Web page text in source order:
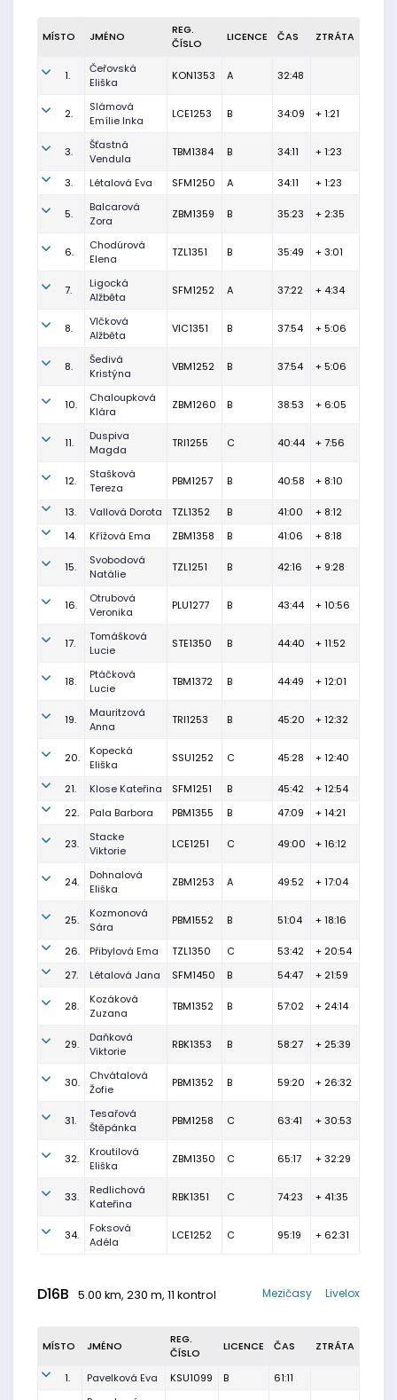
MÍSTO JMÉNO
REG.
ČÍSLO
LICENCE ČAS ZTRÁTA
1.
Čeřovská
Eliška
KON1353 A 32:48
2.
Slámová
Emílie Inka
LCE1253 B 34:09 + 1:21
3.
Šťastná
Vendula
TBM1384 B 34:11 + 1:23
3. Létalová Eva SFM1250 A 34:11 + 1:23
5.
Balcarová
Zora
ZBM1359 B 35:23 + 2:35
6.
Chodúrová
Elena
TZL1351 B 35:49 + 3:01
7.
Ligocká
Alžběta
SFM1252 A 37:22 + 4:34
8.
Vlčková
Alžběta
VIC1351 B 37:54 + 5:06
8.
Šedivá
Kristýna
VBM1252 B 37:54 + 5:06
10.
Chaloupková
Klára
ZBM1260 B 38:53 + 6:05
11.
Duspiva
Magda
TRI1255 C 40:44 + 7:56
12.
Stašková
Tereza
PBM1257 B 40:58 + 8:10
13. Vallová Dorota TZL1352 B 41:00
+ 8:12
14.
Křížová Ema ZBM1358 B 41:06 + 8:18
15.
Svobodová
Natálie
TZL1251 B 42:16 + 9:28
16.
Otrubová
Veronika
PLU1277 B 43:44 + 10:56
17.
Tomášková
Lucie
STE1350 B 44:40 + 11:52
18.
Ptáčková
Lucie
TBM1372 B 44:49 + 12:01
19.
Mauritzová
Anna
TRI1253 B 45:20 + 12:32
20.
Kopecká
Eliška
SSU1252 C 45:28 + 12:40
21. Klose Kateřina SFM1251 B 45:42
+ 12:54
22.
Pala Barbora PBM1355 B 47:09 + 14:21
23.
Stacke
Viktorie
LCE1251 C 49:00 + 16:12
24.
Dohnalová
Eliška
ZBM1253 A 49:52 + 17:04
25.
Kozmonová
Sára
PBM1552 B 51:04 + 18:16
26. Přibylová Ema TZL1350 C 53:42
+ 20:54
27.
Létalová Jana SFM1450 B 54:47 + 21:59
28.
Kozáková
Zuzana
TBM1352 B 57:02 + 24:14
29.
Daňková
Viktorie
RBK1353 B 58:27 + 25:39
30.
Chvátalová
Žofie
PBM1352 B 59:20 + 26:32
31.
Tesařová
Štěpánka
PBM1258 C 63:41 + 30:53
32.
Kroutilová
Eliška
ZBM1350 C 65:17 + 32:29
33.
Redlichová
Kateřina
RBK1351 C 74:23 + 41:35
34.
Foksová
Adéla
LCE1252 C 95:19 + 62:31
D16B 5.00 km, 230 m, 11 kontrol Livelox
Mezičasy
MÍSTO JMÉNO
REG.
ČÍSLO
LICENCE ČAS ZTRÁTA
1. Pavelková Eva KSU1099 B
61:11